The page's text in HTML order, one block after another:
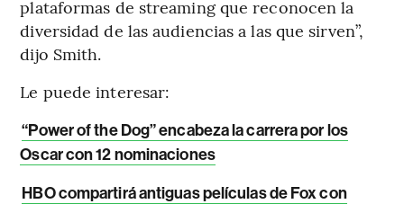
plataformas de streaming que reconocen la
diversidad de las audiencias a las que sirven”,
dijo Smith.
Le puede interesar:
“Power of the Dog” encabeza la carrera por los
Oscar con 12 nominaciones
HBO compartirá antiguas películas de Fox con